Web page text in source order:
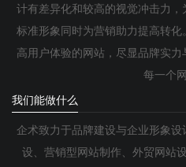
计有差异化和较高的视觉冲击力
标准形象同时为营销助力提高转
高用户体验的网站，尽显品牌实
每一个网
我们能做什么
企术致力于品牌建设与企业形象
设、营销型网站制作、外贸网站